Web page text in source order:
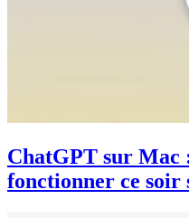
ChatGPT sur Mac
fonctionner ce soir